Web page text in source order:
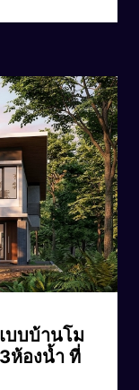
บบบ้านโม
ห้องน้ำ ที่